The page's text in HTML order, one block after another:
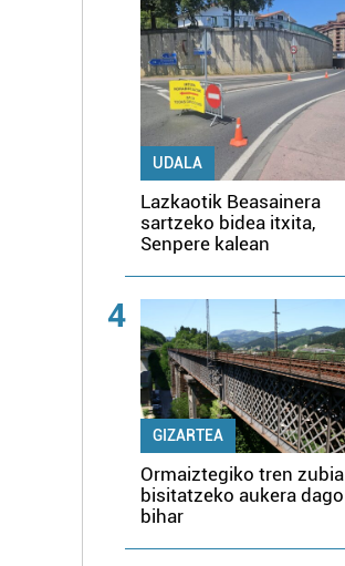
UDALA
Lazkaotik Beasainera
sartzeko bidea itxita,
Senpere kalean
4
GIZARTEA
Ormaiztegiko tren zubia
bisitatzeko aukera dago
bihar